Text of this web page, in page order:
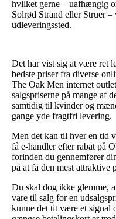
hvilket gerne – uafhængig
Solrød Strand eller Struer
udleveringssted.
Det har vist sig at være ret
bedste priser fra diverse
The Oak Men internet
salgspriserne på mange af
samtidig til kvinder og
gange yde fragtfri levering.
Men det kan til hver en tid
få e-handler efter rabat på
forinden du gennemfører
på at få den mest attraktive
Du skal dog ikke glemme,
vare til salg for en
kunne det tit være et signal